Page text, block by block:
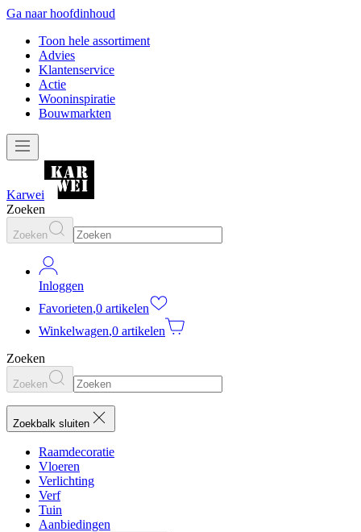
Ga naar hoofdinhoud
Toon hele assortiment
Advies
Klantenservice
Actie
Wooninspiratie
Bouwmarkten
Karwei
Zoeken
Zoeken
Inloggen
Favorieten,0 artikelen
Winkelwagen,0 artikelen
Zoeken
Zoeken
Zoekbalk sluiten
Raamdecoratie
Vloeren
Verlichting
Verf
Tuin
Aanbiedingen